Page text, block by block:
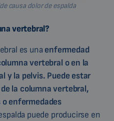
causa dolor de espalda
vertebral?
es unaenfermedad
vertebral o en la
y la pelvis. Puede estar
la columna vertebral,
enfermedades
puede producirse en